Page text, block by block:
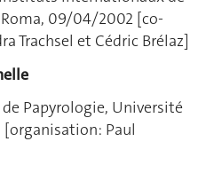
09/04/2002 [co-
Trachsel et Cédric Brélaz]
Papyrologie, Université
[organisation: Paul